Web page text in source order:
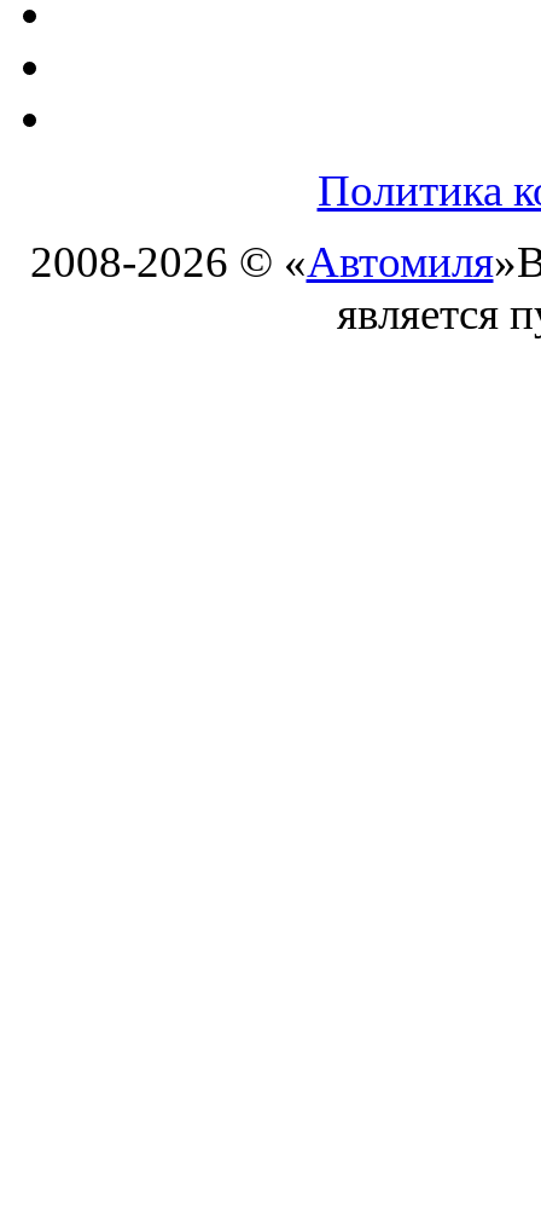
Политика
2008-2026 © «Автомиля»
является